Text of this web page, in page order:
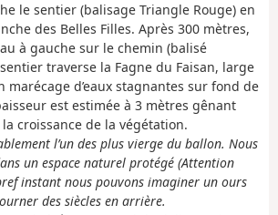
le sentier (balisage Triangle Rouge) en
des Belles Filles. Après 300 mètres,
à gauche sur le chemin (balisé
traverse la Fagne du Faisan, large
d’eaux stagnantes sur fond de
est estimée à 3 mètres gênant
croissance de la végétation.
l’un des plus vierge du ballon. Nous
un espace naturel protégé (Attention
instant nous pouvons imaginer un ours
des siècles en arrière.